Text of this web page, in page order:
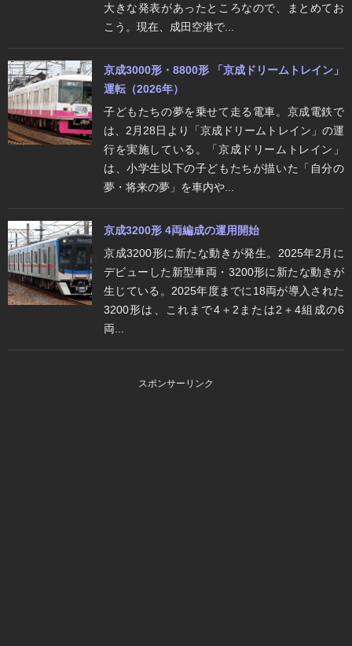
大きな発表があったところなので、まとめてお
こう。現在、成田空港で...
京成3000形・8800形 「京成ドリームトレイン」
運転（2026年）
子どもたちの夢を乗せて走る電車。京成電鉄で
は、2月28日より「京成ドリームトレイン」の運
行を実施している。「京成ドリームトレイン」
は、小学生以下の子どもたちが描いた「自分の
夢・将来の夢」を車内や...
京成3200形 4両編成の運用開始
京成3200形に新たな動きが発生。2025年2月に
デビューした新型車両・3200形に新たな動きが
生じている。2025年度までに18両が導入された
3200形は、これまで4＋2または2＋4組成の6
両...
スポンサーリンク